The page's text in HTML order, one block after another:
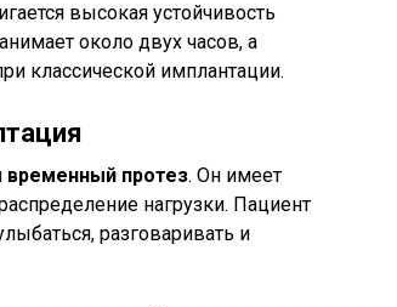
высокая устойчивость
около двух часов, а
классической имплантации.
временный протез. Он имеет
нагрузки. Пациент
разговаривать и